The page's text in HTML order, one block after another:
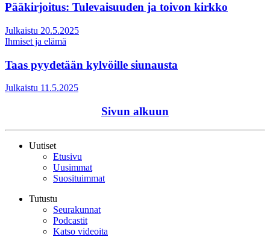
Pääkirjoitus: Tulevaisuuden ja toivon kirkko
Julkaistu 20.5.2025
Ihmiset ja elämä
Taas pyydetään kylvöille siunausta
Julkaistu 11.5.2025
Sivun alkuun
Uutiset
Etusivu
Uusimmat
Suosituimmat
Tutustu
Seurakunnat
Podcastit
Katso videoita